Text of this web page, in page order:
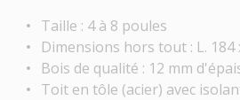
Taille : 4 à 8 poules
Dimensions hors tout : L. 184
Bois de qualité : 12 mm
Toit en tôle (acier) avec